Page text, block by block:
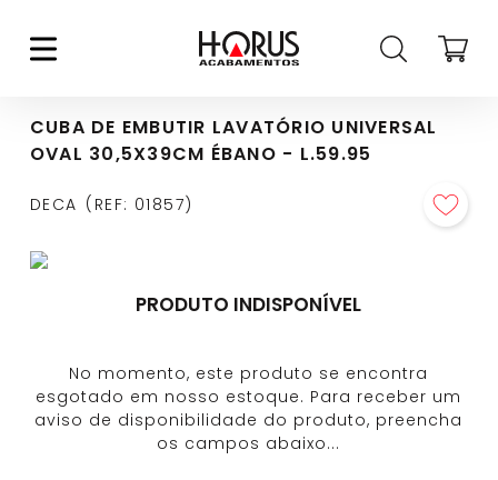
CUBA DE EMBUTIR LAVATÓRIO UNIVERSAL
OVAL 30,5X39CM ÉBANO - L.59.95
DECA REF: 01857
PRODUTO INDISPONÍVEL